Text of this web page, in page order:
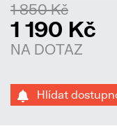
1 850 Kč
1 190 Kč
NA DOTAZ
Hlídat